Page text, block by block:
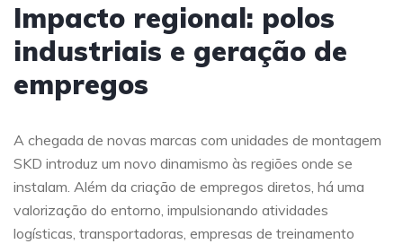
Impacto regional: polos
industriais e geração de
empregos
A chegada de novas marcas com unidades de montagem
SKD introduz um novo dinamismo às regiões onde se
instalam. Além da criação de empregos diretos, há uma
valorização do entorno, impulsionando atividades
logísticas, transportadoras, empresas de treinamento